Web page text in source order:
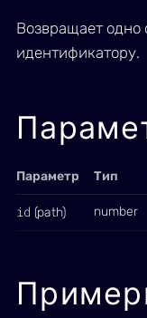
Возвращает одно
идентификатору.
Параметр Тип
id (path) number